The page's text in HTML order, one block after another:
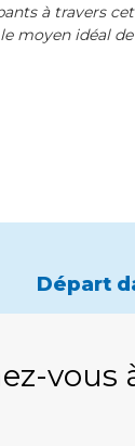
à travers
moyen idéal
Départ
vous